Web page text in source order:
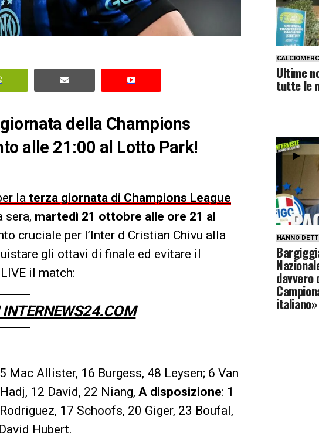
della Champions
alle 21:00 al Lotto Park!
la terza giornata di Champions League
sera, martedì 21 ottobre alle ore 21 al
cruciale per l’Inter d Cristian Chivu alla
gli ottavi di finale ed evitare il
il match:
INTERNEWS24.COM
Mac Allister, 16 Burgess, 48 Leysen; 6 Van
12 David, 22 Niang, A disposizione: 1
17 Schoofs, 20 Giger, 23 Boufal,
Hubert.
Ultime
tutte le
HANNO
davvero
italiano»